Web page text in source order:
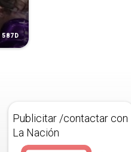
587D
Publicitar /contactar con
La Nación